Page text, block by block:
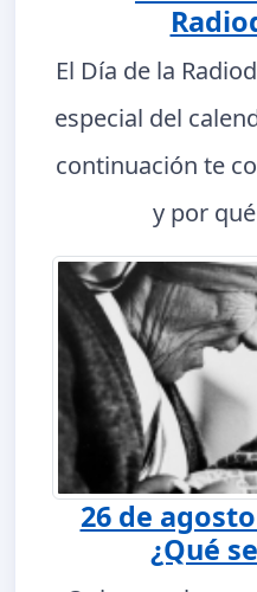
El Día de la
especial del
continuación te
y por
26 de
¿Qué